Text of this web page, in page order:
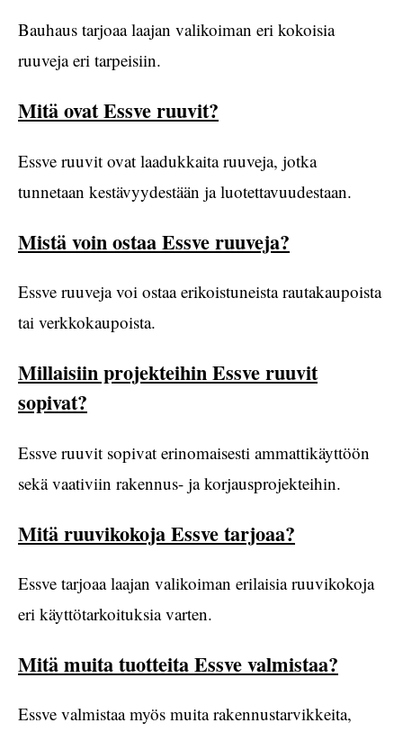
Bauhaus tarjoaa laajan valikoiman eri kokoisia
ruuveja eri tarpeisiin.
Mitä ovat Essve ruuvit?
Essve ruuvit ovat laadukkaita ruuveja, jotka
tunnetaan kestävyydestään ja luotettavuudestaan.
Mistä voin ostaa Essve ruuveja?
Essve ruuveja voi ostaa erikoistuneista rautakaupoista
tai verkkokaupoista.
Millaisiin projekteihin Essve ruuvit
sopivat?
Essve ruuvit sopivat erinomaisesti ammattikäyttöön
sekä vaativiin rakennus- ja korjausprojekteihin.
Mitä ruuvikokoja Essve tarjoaa?
Essve tarjoaa laajan valikoiman erilaisia ruuvikokoja
eri käyttötarkoituksia varten.
Mitä muita tuotteita Essve valmistaa?
Essve valmistaa myös muita rakennustarvikkeita,